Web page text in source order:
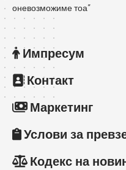
оневозможиме тоа”
Импресум
Контакт
Маркетинг
Услови за
Кодекс на